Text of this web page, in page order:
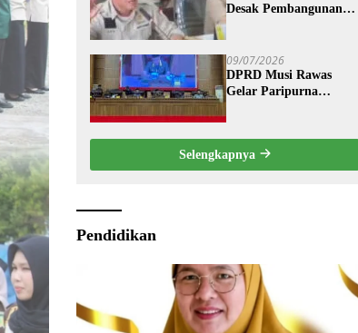
Desak Pembangunan
Dituntaskan
09/07/2026
DPRD Musi Rawas
Gelar Paripurna
Bupati Musi Rawas
2025
Selengkapnya
Pendidikan